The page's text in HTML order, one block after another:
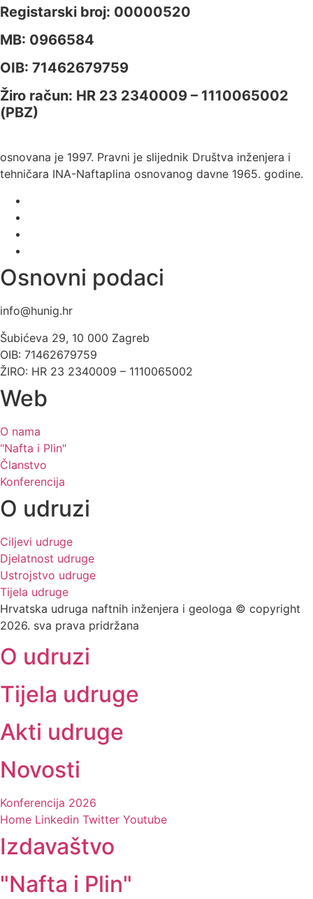
Registarski broj: 00000520
MB: 0966584
OIB: 71462679759
Žiro račun: HR 23 2340009 – 1110065002
(PBZ)
osnovana je 1997. Pravni je slijednik Društva inženjera i
tehničara INA-Naftaplina osnovanog davne 1965. godine.
Osnovni podaci
info@hunig.hr
Šubićeva 29, 10 000 Zagreb
OIB: 71462679759
ŽIRO: HR 23 2340009 – 1110065002
Web
O nama
"Nafta i Plin"
Članstvo
Konferencija
O udruzi
Ciljevi udruge
Djelatnost udruge
Ustrojstvo udruge
Tijela udruge
Hrvatska udruga naftnih inženjera i geologa © copyright
2026. sva prava pridržana
O udruzi
Tijela udruge
Akti udruge
Novosti
Konferencija 2026
Home Linkedin Twitter Youtube
Izdavaštvo
"Nafta i Plin"